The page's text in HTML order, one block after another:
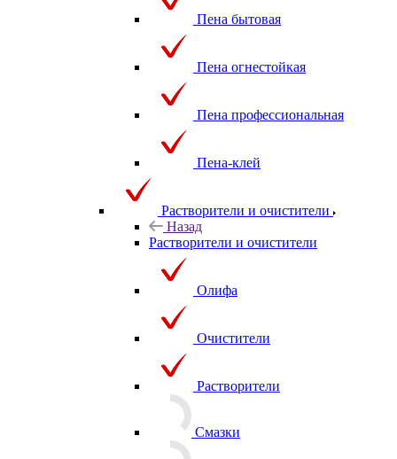
Пена бытовая
Пена огнестойкая
Пена профессиональная
Пена-клей
Растворители и очистители
Назад
Растворители и очистители
Олифа
Очистители
Растворители
Смазки